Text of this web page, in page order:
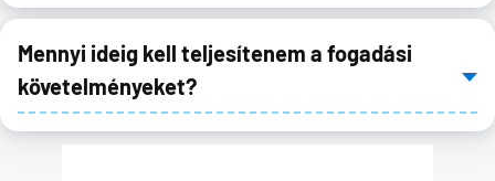
Mennyi ideig kell teljesítenem a fogadási
követelményeket?